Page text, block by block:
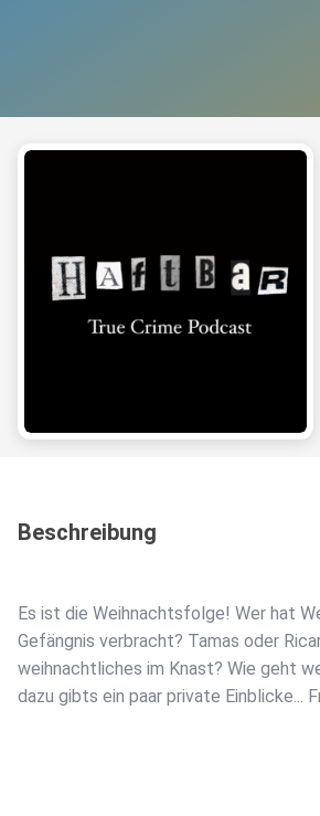
Beschreibung
Es ist die Weihnachtsfolge! Wer hat
Gefängnis verbracht? Tamas oder
weihnachtliches im Knast? Wie geht
dazu gibts ein paar private Einblicke...